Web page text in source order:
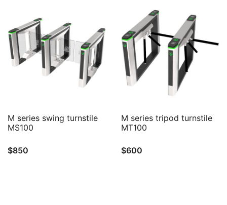
M series swing turnstile
MS100
$850
M series tripod turnstile
MT100
$600